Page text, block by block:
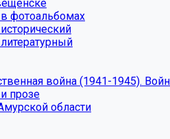
фотоальбомах
война (1941-1945).
прозе
области